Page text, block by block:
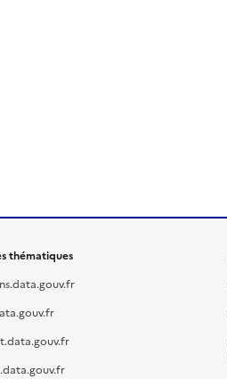
thématiques